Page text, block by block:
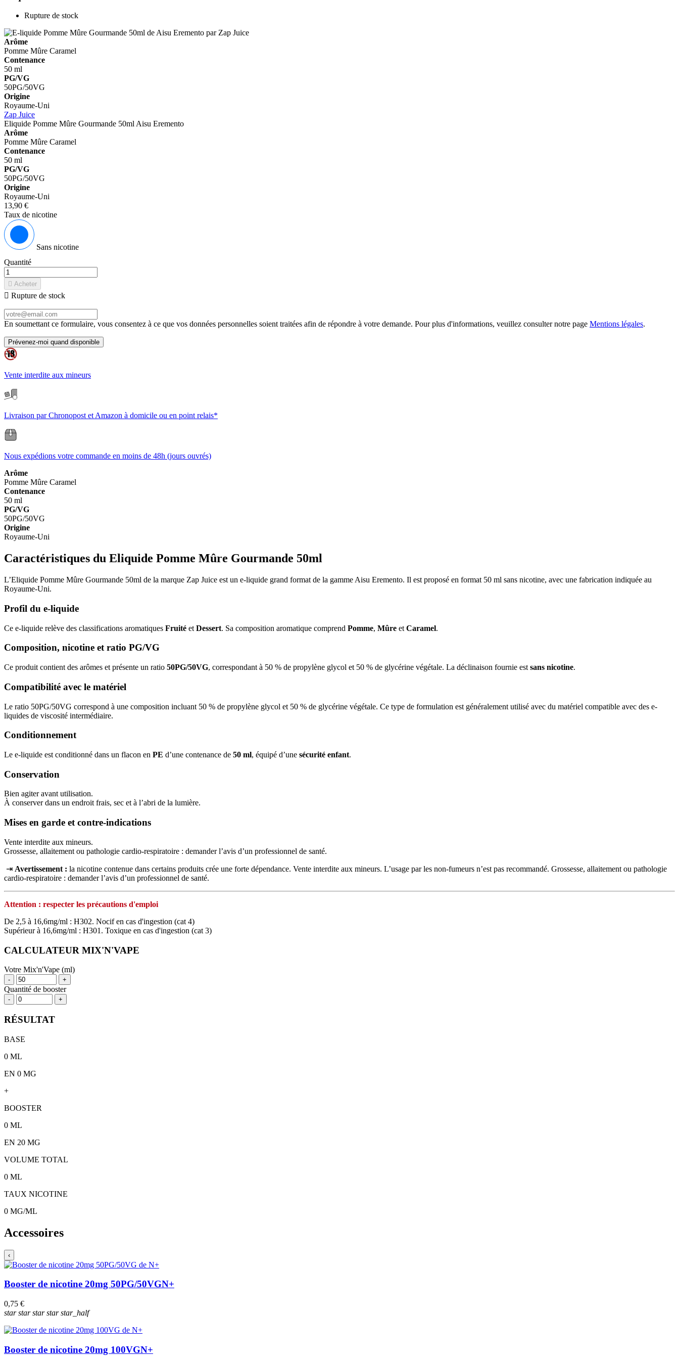
Rupture de stock
Arôme
Pomme Mûre Caramel
Contenance
50 ml
PG/VG
50PG/50VG
Origine
Royaume-Uni
Zap Juice
Eliquide Pomme Mûre Gourmande 50mlAisu Eremento
Arôme
Pomme Mûre Caramel
Contenance
50 ml
PG/VG
50PG/50VG
Origine
Royaume-Uni
13,90 €
Taux de nicotine
Sans nicotine
Quantité
 Acheter
 Rupture de stock
En soumettant ce formulaire, vous consentez à ce que vos données personnelles soient traitées afin de répondre à votre demande. Pour plus d'informations, veuillez consulter notre page Mentions légales.
Prévenez-moi quand disponible
Vente interdite aux mineurs
Livraison par Chronopost et Amazon à domicile ou en point relais*
Nous expédions votre commande en moins de 48h (jours ouvrés)
Arôme
Pomme Mûre Caramel
Contenance
50 ml
PG/VG
50PG/50VG
Origine
Royaume-Uni
Caractéristiques du Eliquide Pomme Mûre Gourmande 50ml
L’Eliquide Pomme Mûre Gourmande 50ml de la marque Zap Juice est un e-liquide grand format de la gamme Aisu Eremento. Il est proposé en format 50 ml sans nicotine, avec une fabrication indiquée au
Royaume-Uni.
Profil du e-liquide
Ce e-liquide relève des classifications aromatiques Fruité et Dessert. Sa composition aromatique comprend Pomme, Mûre et Caramel.
Composition, nicotine et ratio PG/VG
Ce produit contient des arômes et présente un ratio 50PG/50VG, correspondant à 50 % de propylène glycol et 50 % de glycérine végétale. La déclinaison fournie est sans nicotine.
Compatibilité avec le matériel
Le ratio 50PG/50VG correspond à une composition incluant 50 % de propylène glycol et 50 % de glycérine végétale. Ce type de formulation est généralement utilisé avec du matériel compatible avec des e-
liquides de viscosité intermédiaire.
Conditionnement
Le e-liquide est conditionné dans un flacon en PE d’une contenance de 50 ml, équipé d’une sécurité enfant.
Conservation
Bien agiter avant utilisation.
À conserver dans un endroit frais, sec et à l’abri de la lumière.
Mises en garde et contre-indications
Vente interdite aux mineurs.
Grossesse, allaitement ou pathologie cardio-respiratoire : demander l’avis d’un professionnel de santé.
⇥ Avertissement : la nicotine contenue dans certains produits crée une forte dépendance. Vente interdite aux mineurs. L’usage par les non‑fumeurs n’est pas recommandé. Grossesse, allaitement ou pathologie
cardio‑respiratoire : demander l’avis d’un professionnel de santé.
Attention : respecter les précautions d'emploi
De 2,5 à 16,6mg/ml : H302. Nocif en cas d'ingestion (cat 4)
Supérieur à 16,6mg/ml : H301. Toxique en cas d'ingestion (cat 3)
CALCULATEUR MIX'N'VAPE
Votre Mix'n'Vape (ml)
- +
Quantité de booster
- +
RÉSULTAT
BASE
0 ML
EN 0 MG
+
BOOSTER
0 ML
EN 20 MG
VOLUME TOTAL
0 ML
TAUX NICOTINE
0 MG/ML
Accessoires
‹
Booster de nicotine 20mg 50PG/50VGN+
0,75 €
starstarstarstarstar_half
Booster de nicotine 20mg 100VGN+